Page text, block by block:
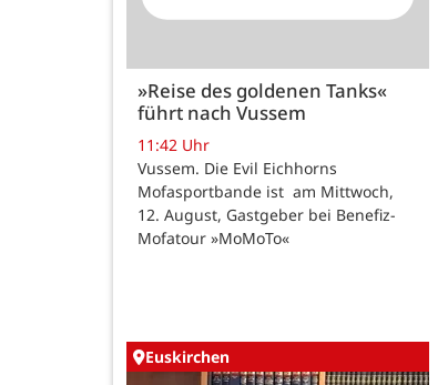
»Reise des goldenen Tanks«
führt nach Vussem
11:42 Uhr
Vussem. Die Evil Eichhorns
Mofasportbande ist am Mittwoch,
12. August, Gastgeber bei Benefiz-
Mofatour »MoMoTo«
Euskirchen